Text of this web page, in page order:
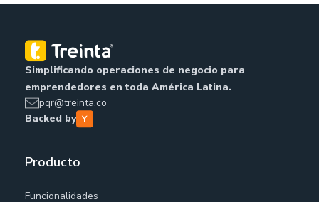
Simplificando operaciones de negocio para
emprendedores en toda América Latina.
pqr@treinta.co
Backed by
Producto
Funcionalidades